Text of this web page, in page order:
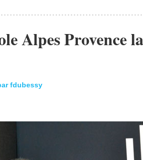
Alpes Provence
fdubessy